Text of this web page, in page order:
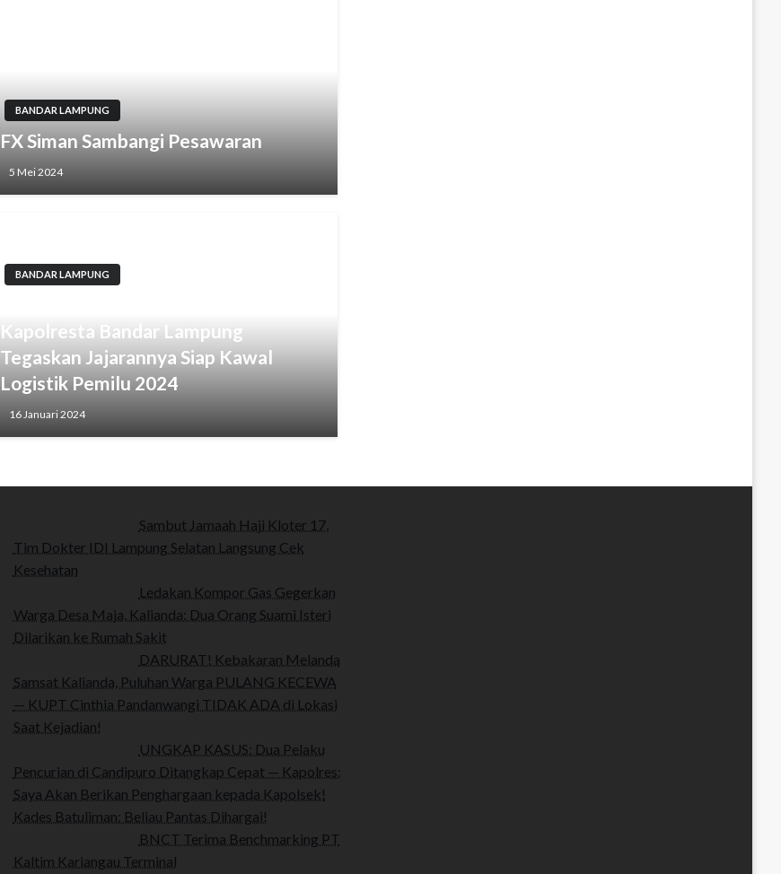
BANDAR LAMPUNG
FX Siman Sambangi Pesawaran
5 Mei 2024
BANDAR LAMPUNG
Kapolresta Bandar Lampung
Tegaskan Jajarannya Siap Kawal
Logistik Pemilu 2024
16 Januari 2024
Sambut Jamaah Haji Kloter 17,
Tim Dokter IDI Lampung Selatan Langsung Cek
Kesehatan
Ledakan Kompor Gas Gegerkan
Warga Desa Maja, Kalianda: Dua Orang Suami Isteri
Dilarikan ke Rumah Sakit
DARURAT! Kebakaran Melanda
Samsat Kalianda, Puluhan Warga PULANG KECEWA
— KUPT Cinthia Pandanwangi TIDAK ADA di Lokasi
Saat Kejadian!
UNGKAP KASUS: Dua Pelaku
Pencurian di Candipuro Ditangkap Cepat — Kapolres:
Saya Akan Berikan Penghargaan kepada Kapolsek!
Kades Batuliman: Beliau Pantas Dihargai!
BNCT Terima Benchmarking PT
Kaltim Kariangau Terminal